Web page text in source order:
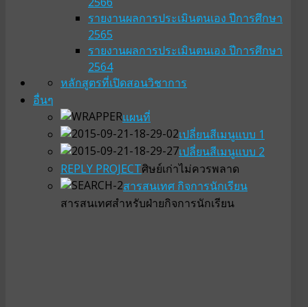
รายงานผลการประเมินตนเอง ปีการศึกษา
2565
รายงานผลการประเมินตนเอง ปีการศึกษา
2564
วิชาการ
หลักสูตรที่เปิดสอน
อื่นๆ
แผนที่
เปลี่ยนสีเมนูแบบ 1
เปลี่ยนสีเมนูแบบ 2
REPLY PROJECTศิษย์เก่าไม่ควรพลาด
สารสนเทศ กิจการนักเรียน
สารสนเทศสำหรับฝ่ายกิจการนักเรียน